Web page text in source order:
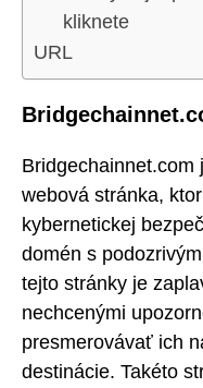
kliknete
URL
Bridgechainnet.com
webová stránka,
kybernetickej
domén s
tejto stránky je
nechcenými
presmerovávať ich
destinácie. Takéto